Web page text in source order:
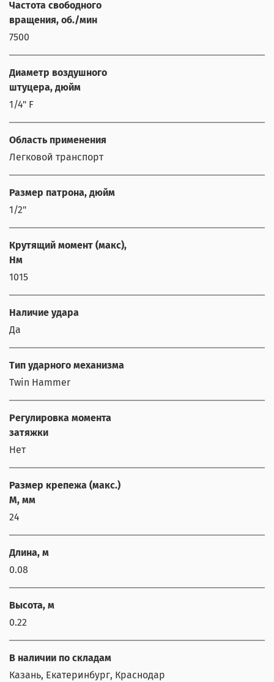
Частота свободного
вращения, об./мин
7500
Диаметр воздушного
штуцера, дюйм
1/4" F
Область применения
Легковой транспорт
Размер патрона, дюйм
1/2"
Крутящий момент (макс),
Нм
1015
Наличие удара
Да
Тип ударного механизма
Twin Hammer
Регулировка момента
затяжки
Нет
Размер крепежа (макс.)
М, мм
24
Длина, м
0.08
Высота, м
0.22
В наличии по складам
Казань, Екатеринбург, Краснодар